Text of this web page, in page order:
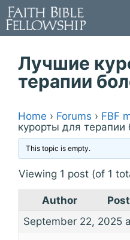
Skip
to
content
Лучшие
терапии
Home › Forums › FBF
курорты для терапии
This topic is empty.
Viewing 1 post (of 1
Author
September 22, 2025